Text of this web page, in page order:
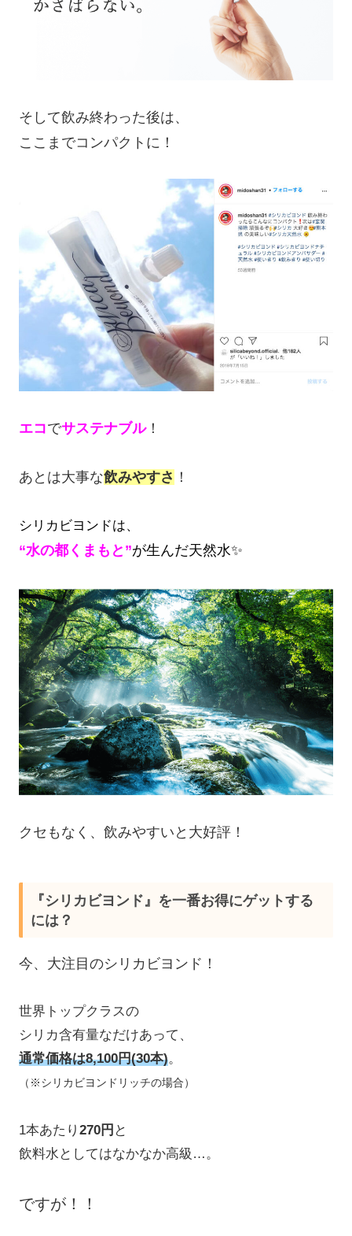
そして飲み終わった後は、
ここまでコンパクトに！
エコでサステナブル！
あとは大事な飲みやすさ ！
シリカビヨンドは、
“水の都くまもと”が生んだ天然水✨
クセもなく、飲みやすいと大好評！
『シリカビヨンド』を一番お得にゲットする
には？
今、大注目のシリカビヨンド！
世界トップクラスの
シリカ含有量なだけあって、
通常価格は8,100円(30本)。
（※シリカビヨンドリッチの場合）
1本あたり 270円 と
飲料水としてはなかなか高級…。
ですが！！